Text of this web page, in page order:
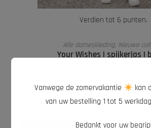
Verdien tot 6 punten.
OPTIES SELECTEREN
Alle dameskleding, Nieuwe
Your Wishes | spijkerjas |
Vanwege de zomervakantie
kan
van uw bestelling 1 tot 5
Bedankt voor uw begrip!